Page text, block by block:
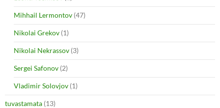
Mihhail Lermontov (47)
Nikolai Grekov (1)
Nikolai Nekrassov (3)
Sergei Safonov (2)
Vladimir Solovjov (1)
tuvastamata (13)